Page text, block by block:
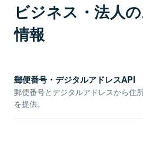
ビジネス・法人
情報
郵便番号・デジタルアドレスAPI
郵便番号とデジタルアドレスから住
を提供。